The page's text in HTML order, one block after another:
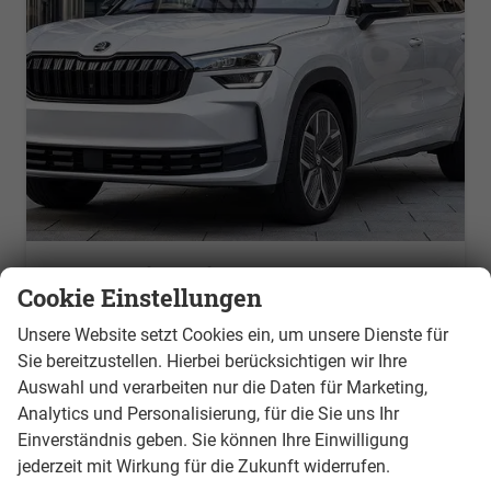
Skoda Kodiaq 5 Sitze
3 Monate
Fahrzeugnr. 327 Getriebe
Kraftstoff Hybrid Benzin Leistung 150 kW (204 PS)
auf Anfrage Details
Energieverbrauch (gewichtet, kombiniert):
Cookie Einstellungen
Unsere Website setzt Cookies ein, um unsere Dienste für
Sie bereitzustellen. Hierbei berücksichtigen wir Ihre
Auswahl und verarbeiten nur die Daten für Marketing,
Analytics und Personalisierung, für die Sie uns Ihr
Einverständnis geben. Sie können Ihre Einwilligung
jederzeit mit Wirkung für die Zukunft widerrufen.